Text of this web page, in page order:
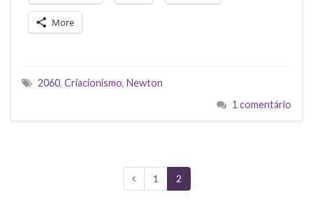
More
2060, Criacionismo, Newton
1 comentário
1 2